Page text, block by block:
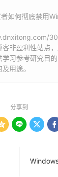
如何彻底禁用
非盈利性站点
习参考研究目
用途。
分享到
  